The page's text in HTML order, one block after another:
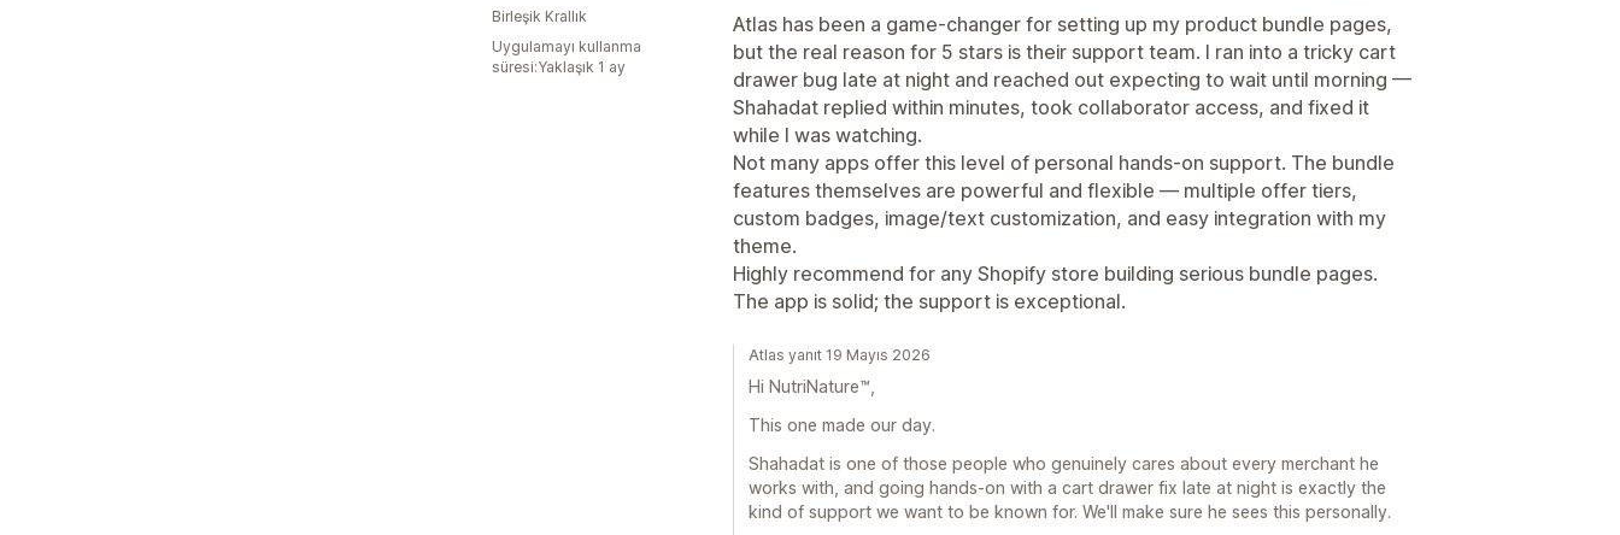
Atlas has been a game-changer for setting up my product bundle pages,
but the real reason for 5 stars is their support team. I ran into a tricky cart
drawer bug late at night and reached out expecting to wait until morning —
Shahadat replied within minutes, took collaborator access, and fixed it
while I was watching.
Not many apps offer this level of personal hands-on support. The bundle
features themselves are powerful and flexible — multiple offer tiers,
custom badges, image/text customization, and easy integration with my
theme.
Highly recommend for any Shopify store building serious bundle pages.
The app is solid; the support is exceptional.
Birleşik Krallık
Uygulamayı kullanma
süresi:Yaklaşık 1 ay
Atlas yanıt 19 Mayıs 2026
Hi NutriNature™,
This one made our day.
Shahadat is one of those people who genuinely cares about every merchant he
works with, and going hands-on with a cart drawer fix late at night is exactly the
kind of support we want to be known for. We'll make sure he sees this personally.